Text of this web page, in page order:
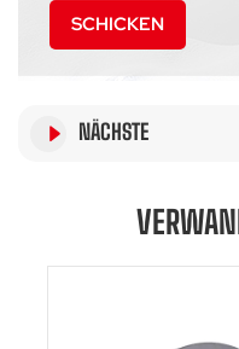
SCHICKEN
NÄCHSTE